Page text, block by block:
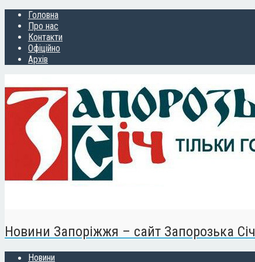
Головна
Про нас
Контакти
Офіційно
Архів
Новини Запоріжжя – сайт Запорозька Січ
Новини